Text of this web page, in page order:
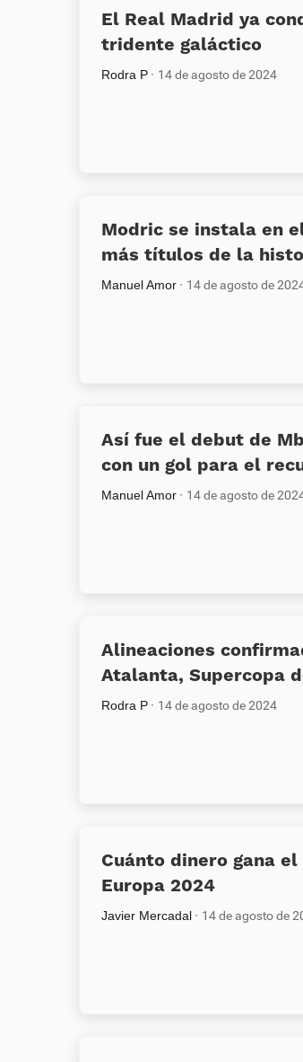
El Real Madrid ya
tridente galáctico
Rodra P 14 de agosto de 2024
Modric se instala en
más títulos de la
Manuel Amor 14 de agosto de
Así fue el debut de
con un gol para el
Manuel Amor 14 de agosto de
Alineaciones
Atalanta, Supercopa
Rodra P 14 de agosto de 2024
Cuánto dinero gana
Europa 2024
Javier Mercadal 14 de agosto de